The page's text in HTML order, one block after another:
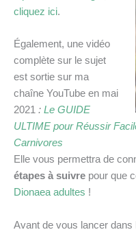
cliquez ici.
Également, une vidéo
complète sur le sujet
est sortie sur ma
chaîne YouTube en mai
2021 : Le GUIDE
ULTIME pour Réussir
Carnivores
Elle vous permettra de
étapes à suivre pour que
Dionaea adultes !
Avant de vous lancer